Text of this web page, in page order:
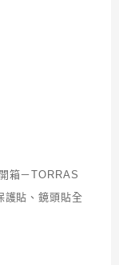
箱－TORRAS
貼、鏡頭貼全